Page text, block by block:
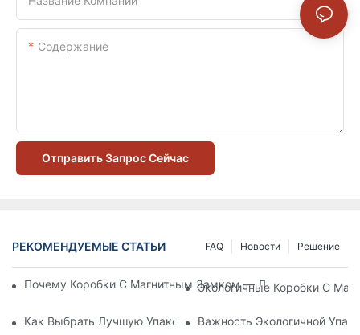
Содержание
Отправить Запрос Сейчас
РЕКОМЕНДУЕМЫЕ СТАТЬИ Решение
Новости
FAQ
Почему Коробки С Магнитным Замком — Лучший Выбор
Экологичные Коробки С
Как Выбрать Лучшую Упаковку Для Средств По Уходу За
Важность Экологичной